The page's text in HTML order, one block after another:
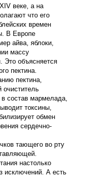
веке, а на
что его
времен
В Европе
айва, яблоки,
массу
Это объясняется
пектина.
пектина,
очиститель
состав мармелада,
токсины,
обмен
сердечно-
тающего во рту
настолько
исключений. А есть